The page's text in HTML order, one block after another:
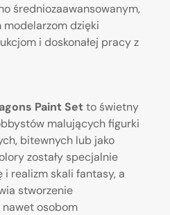
średniozaawansowanym,
dzięki
i doskonałej pracy z
Paint Setto świetny
malujących figurki
bitewnych lub jako
zostały specjalnie
i realizm skali fantasy, a
stworzenie
osobom